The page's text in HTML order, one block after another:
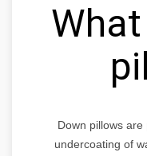
Down pillows
undercoating of